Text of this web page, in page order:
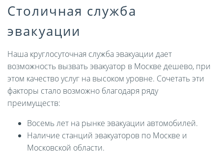
Столичная служба
эвакуации
Наша круглосуточная служба эвакуации дает
возможность вызвать эвакуатор в Москве дешево, при
этом качество услуг на высоком уровне. Сочетать эти
факторы стало возможно благодаря ряду
преимуществ:
Восемь лет на рынке эвакуации автомобилей.
Наличие станций эвакуаторов по Москве и
Московской области.